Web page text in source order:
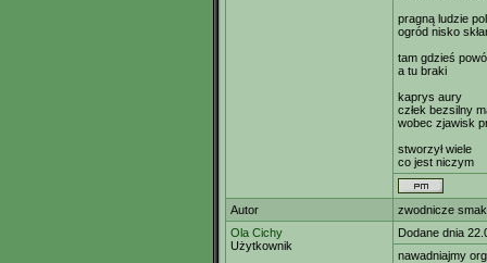
pragną ludzie
ogród nisko
tam gdzieś
a tu braki
kaprys aury
człek bezsilny
wobec zjawisk
stworzył wiele
co jest niczym
Autor
zwodnicze
Ola Cichy
Użytkownik
Dodane dnia
nawadniajmy